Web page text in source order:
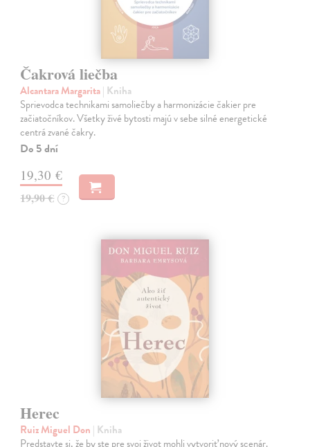
Čakrová liečba
Alcantara Margarita| Kniha
Sprievodca technikami samoliečby a harmonizácie čakier pre
začiatočníkov. Všetky živé bytosti majú v sebe silné energetické
centrá zvané čakry.
Do 5 dní
19,30 €
19,90 € ?
Herec
Ruiz Miguel Don | Kniha
Predstavte si, že by ste pre svoj život mohli vytvoriť nový scenár.